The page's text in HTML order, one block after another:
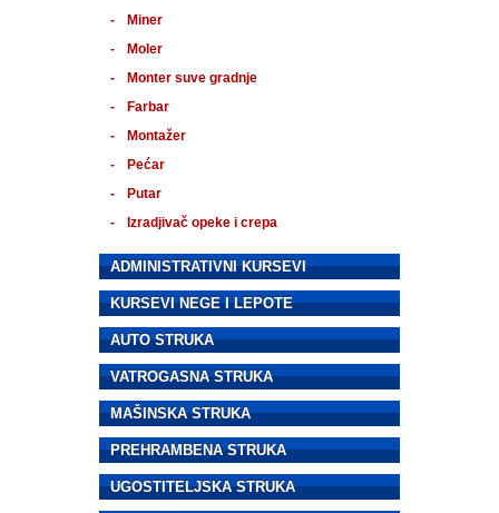
Miner
Moler
Monter suve gradnje
Farbar
Montažer
Pećar
Putar
Izradjivač opeke i crepa
ADMINISTRATIVNI KURSEVI
KURSEVI NEGE I LEPOTE
AUTO STRUKA
VATROGASNA STRUKA
MAŠINSKA STRUKA
PREHRAMBENA STRUKA
UGOSTITELJSKA STRUKA